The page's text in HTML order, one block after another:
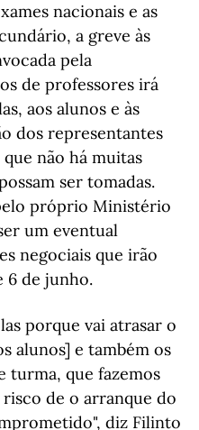
nacionais e as
a greve às
pela
de professores irá
aos alunos e às
dos representantes
não há muitas
ser tomadas.
próprio Ministério
um eventual
negociais que irão
6 de junho.
porque vai atrasar o
alunos] e também os
turma, que fazemos
de o arranque do
diz Filinto